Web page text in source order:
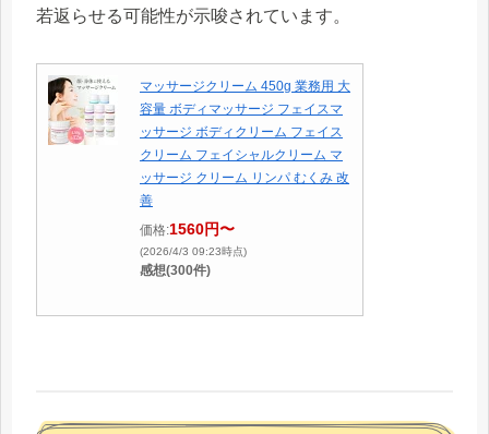
若返らせる可能性が示唆されています。
マッサージクリーム 450g 業務用 大
容量 ボディマッサージ フェイスマ
ッサージ ボディクリーム フェイス
クリーム フェイシャルクリーム マ
ッサージ クリーム リンパ むくみ 改
善
価格:1560円〜
(2026/4/3 09:23時点)
感想(300件)